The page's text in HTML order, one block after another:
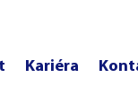
Kariéra